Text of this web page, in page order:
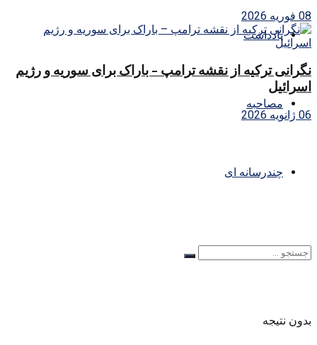
یادداشت
مصاحبه
چندرسانه ای
بدون نتیجه
08 فوریه 2026
نگرانی ترکیه از نقشه ترامپ – باراک برای سوریه و رژیم
اسرائیل
06 ژانویه 2026